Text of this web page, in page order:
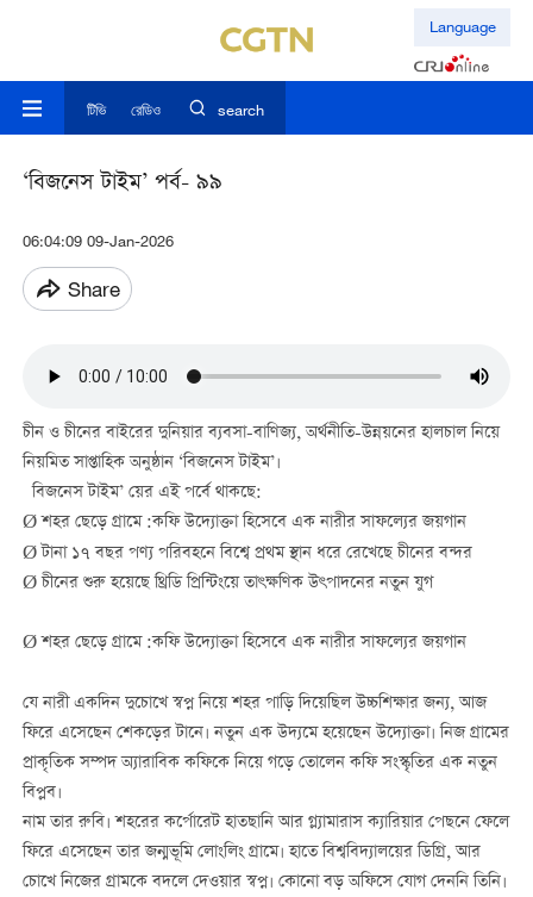
Language
টিভি রেডিও search
‘বিজনেস টাইম’ পর্ব- ৯৯
06:04:09 09-Jan-2026
Share
চীন ও চীনের বাইরের দুনিয়ার ব্যবসা-বাণিজ্য, অর্থনীতি-উন্নয়নের হালচাল নিয়ে
নিয়মিত সাপ্তাহিক অনুষ্ঠান ‘বিজনেস টাইম’।
বিজনেস টাইম’ য়ের এই পর্বে থাকছে:
Ø শহর ছেড়ে গ্রামে:কফি উদ্যোক্তা হিসেবে এক নারীর সাফল্যের জয়গান
Ø টানা ১৭ বছর পণ্য পরিবহনে বিশ্বে প্রথম স্থান ধরে রেখেছে চীনের বন্দর
Ø চীনের শুরু হয়েছে থ্রিডি প্রিন্টিংয়ে তাৎক্ষণিক উৎপাদনের নতুন যুগ
Ø শহর ছেড়ে গ্রামে:কফি উদ্যোক্তা হিসেবে এক নারীর সাফল্যের জয়গান
যে নারী একদিন দুচোখে স্বপ্ন নিয়ে শহর পাড়ি দিয়েছিল উচ্চশিক্ষার জন্য, আজ
ফিরে এসেছেন শেকড়ের টানে। নতুন এক উদ্যমে হয়েছেন উদ্যোক্তা। নিজ গ্রামের
প্রাকৃতিক সম্পদ অ্যারাবিক কফিকে নিয়ে গড়ে তোলেন কফি সংস্কৃতির এক নতুন
বিপ্লব।
নাম তার রুবি। শহরের কর্পোরেট হাতছানি আর গ্ল্যামারাস ক্যারিয়ার পেছনে ফেলে
ফিরে এসেছেন তার জন্মভূমি লোংলিং গ্রামে। হাতে বিশ্ববিদ্যালয়ের ডিগ্রি, আর
চোখে নিজের গ্রামকে বদলে দেওয়ার স্বপ্ন। কোনো বড় অফিসে যোগ দেননি তিনি।